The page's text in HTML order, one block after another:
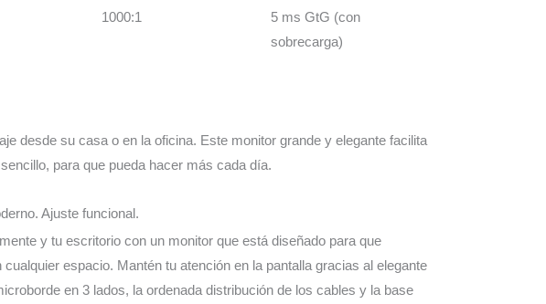
1000:1
5 ms GtG (con
sobrecarga)
desde su casa o en la oficina. Este monitor grande y elegante facilita
para que pueda hacer más cada día.
Ajuste funcional.
y tu escritorio con un monitor que está diseñado para que
cualquier espacio. Mantén tu atención en la pantalla gracias al elegante
en 3 lados, la ordenada distribución de los cables y la base